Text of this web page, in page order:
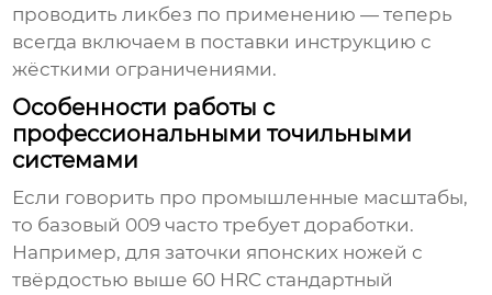
проводить ликбез по применению — теперь
всегда включаем в поставки инструкцию с
жёсткими ограничениями.
Особенности работы с
профессиональными точильными
системами
Если говорить про промышленные масштабы,
то базовый 009 часто требует доработки.
Например, для заточки японских ножей с
твёрдостью выше 60 HRC стандартный